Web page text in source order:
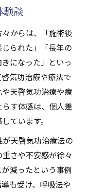
験談
からは、「施術後
られた」「長年の
になった」といっ
気功治療や療法で
天啓気功治療や療
す体感は、個人差
ています。
天啓気功治療法の
さや不安感が徐々
減ったという事例
も受け、呼吸法や